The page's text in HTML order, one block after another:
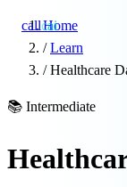
callcai
Home
/ Learn
/ Healthcare
📚 Intermediate